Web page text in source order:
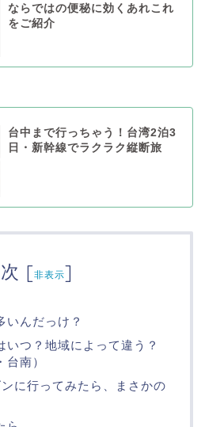
ならではの便秘に効くあれこれ
をご紹介
台中まで行っちゃう！台湾2泊3
日・新幹線でラクラク縦断旅
[非表示]
いんだっけ？
いつ？地域によって違う？
台南）
に行ってみたら、まさかの